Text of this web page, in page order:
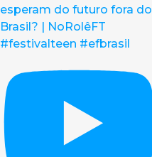
esperam do futuro fora do
Brasil? | NoRolêFT
#festivalteen #efbrasil